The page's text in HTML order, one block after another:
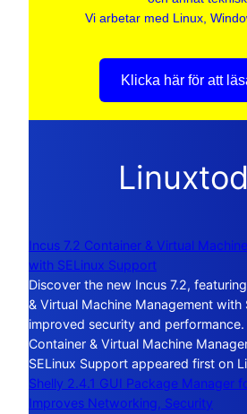
Vi arbetar med Linux,
Klicka här för att
Incus 7.2 Container & Virtual
with SELinux Support
Discover the new Incus 7.2,
& Virtual Machine Management
improved security and performance.
Container & Virtual Machine
SELinux Support appeared first on
Shelly 2.4.1 GUI Package Manager
Improves Networking, Security